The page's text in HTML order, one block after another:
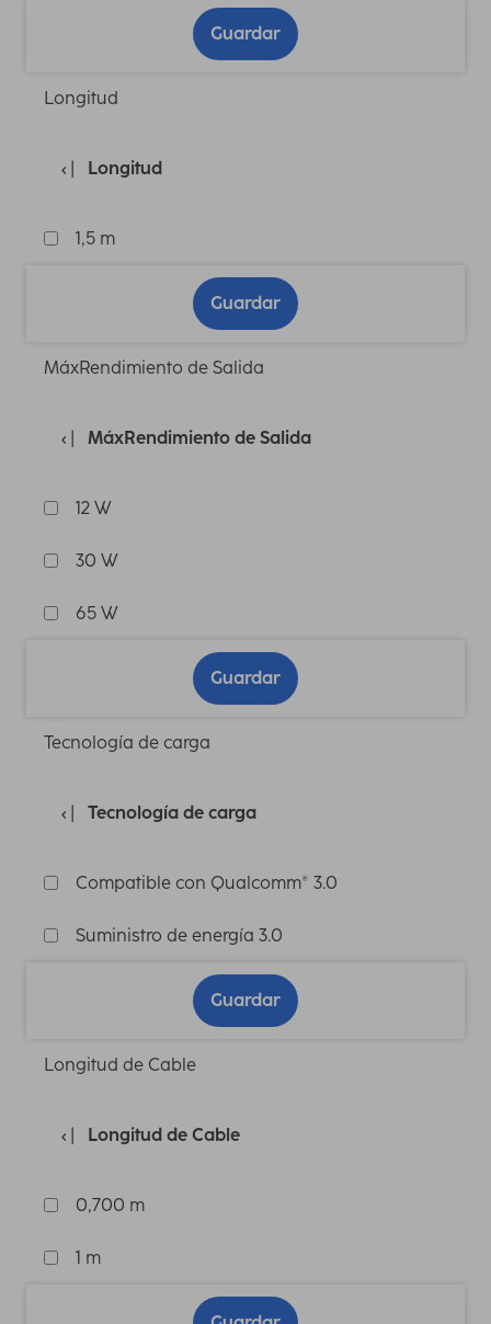
Guardar
Longitud
Longitud
1,5 m
Guardar
MáxRendimiento de Salida
MáxRendimiento de Salida
12 W
30 W
65 W
Guardar
Tecnología de carga
Tecnología de carga
Compatible con Qualcomm® 3.0
Suministro de energía 3.0
Guardar
Longitud de Cable
Longitud de Cable
0,700 m
1 m